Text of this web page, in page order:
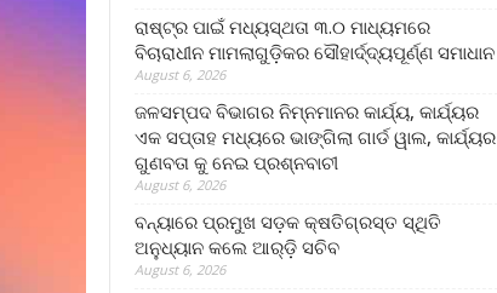
ରାଷ୍ଟ୍ର ପାଇଁ ମଧ୍ୟସ୍ଥତା ୩.୦ ମାଧ୍ୟମରେ
ବିଚାରାଧୀନ ମାମଲାଗୁଡ଼ିକର ସୌହାର୍ଦ୍ଦ୍ୟପୂର୍ଣ୍ଣ ସମାଧାନ
August 6, 2026
ଜଳସମ୍ପଦ ବିଭାଗର ନିମ୍ନମାନର କାର୍ଯ୍ୟ, କାର୍ଯ୍ୟର
ଏକ ସପ୍ତାହ ମଧ୍ୟରେ ଭାଙ୍ଗିଲା ଗାର୍ଡ ୱାଲ, କାର୍ଯ୍ୟର
ଗୁଣବତା କୁ ନେଇ ପ୍ରଶ୍ନବାଚୀ
August 6, 2026
ବନ୍ୟାରେ ପ୍ରମୁଖ ସଡ଼କ କ୍ଷତିଗ୍ରସ୍ତ ସ୍ଥିତି
ଅନୁଧ୍ୟାନ କଲେ ଆର୍‌ଡ଼ି ସଚିବ
August 6, 2026